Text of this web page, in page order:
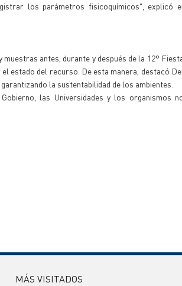
los parámetros fisicoquímicos", explicó el
antes, durante y después de la 12°
estado del recurso. De esta manera, destacó Del
la sustentabilidad de los ambientes.
las Universidades y los organismos
MÁS VISITADOS